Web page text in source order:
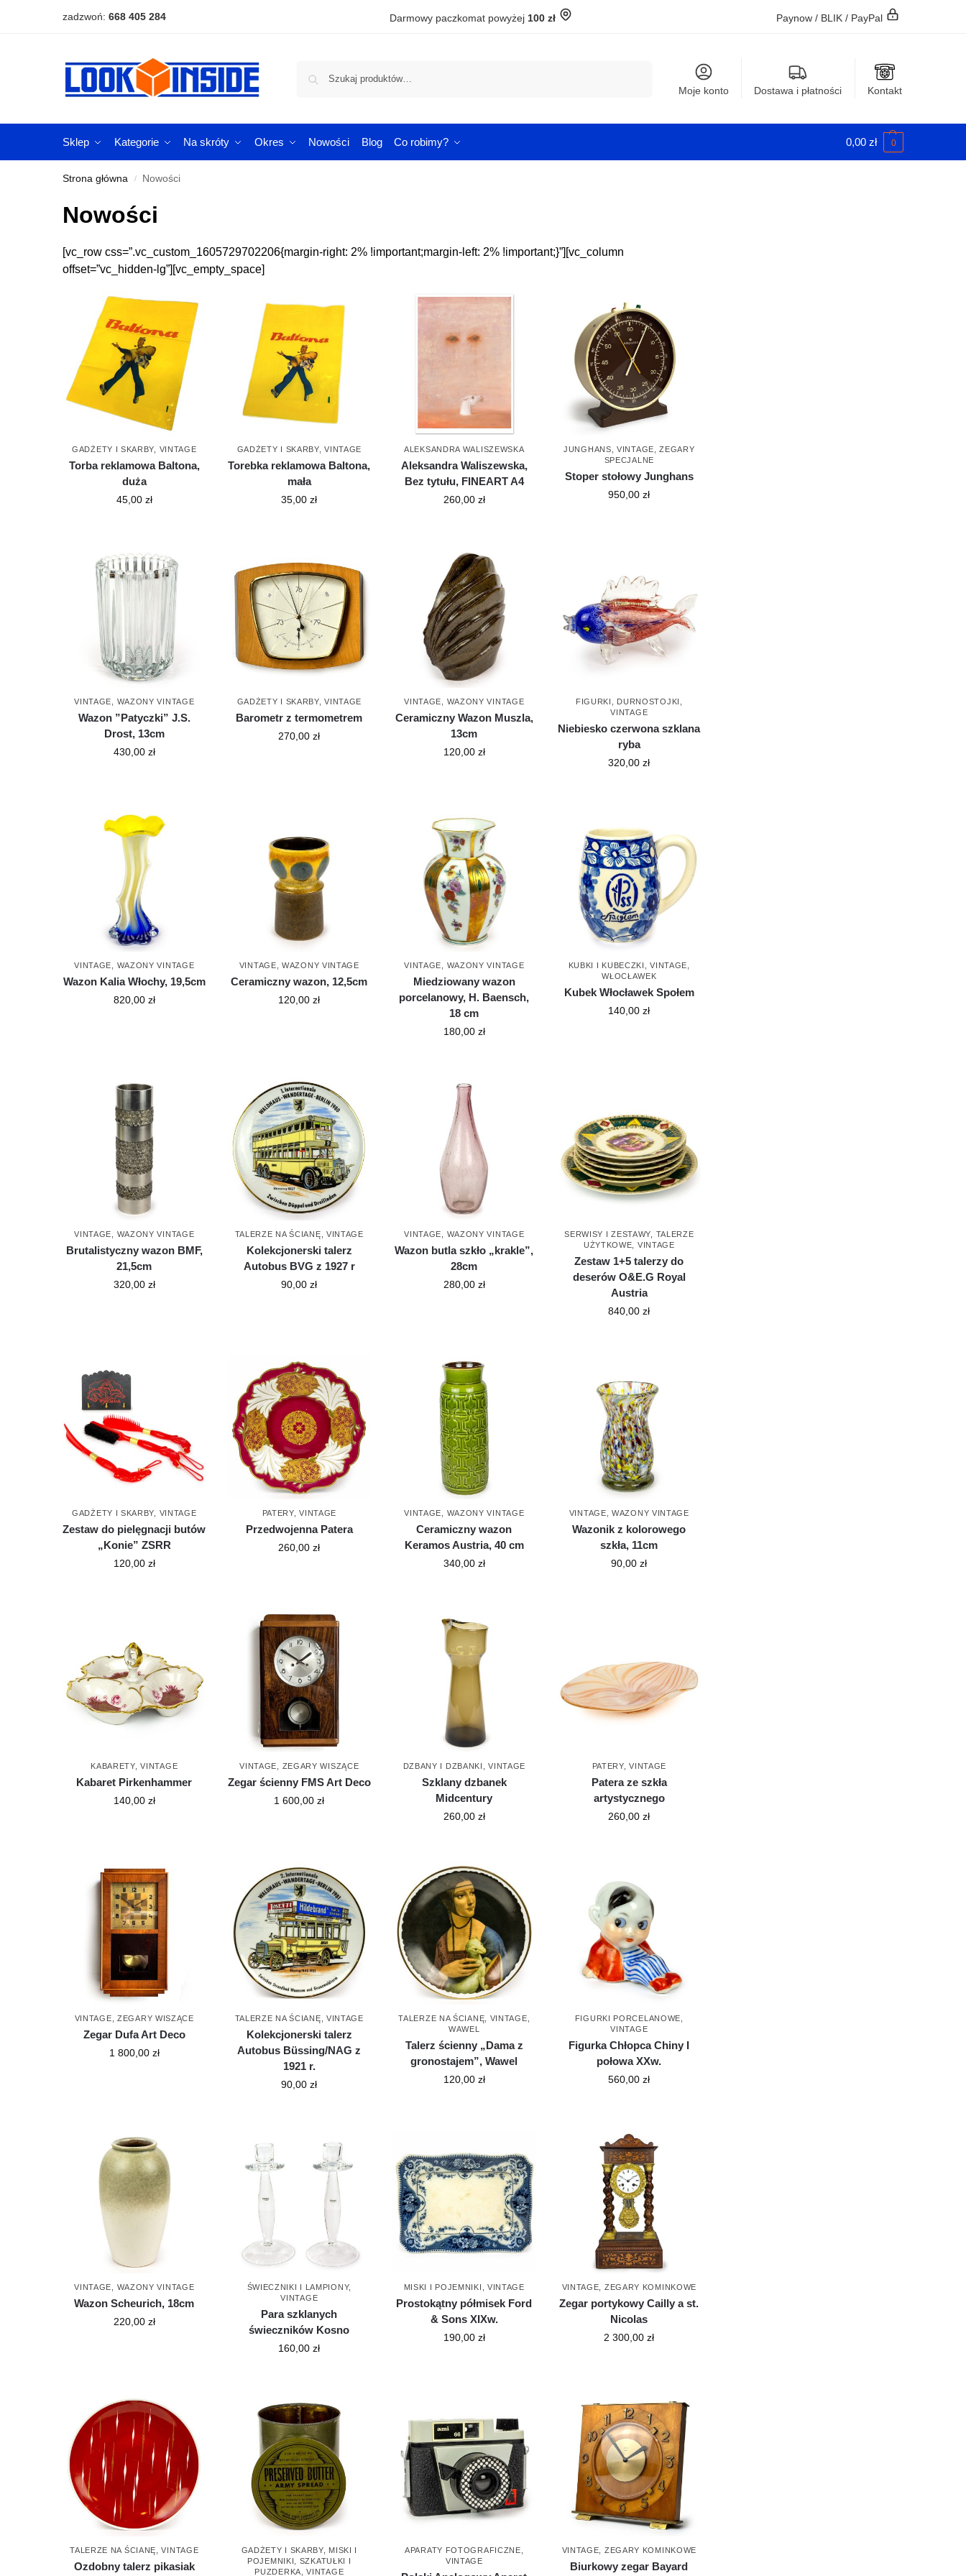
zadzwoń: 668 405 284 Darmowy paczkomat powyżej 100 zł Paynow / BLIK / PayPal
Moje konto Dostawa i płatności Kontakt
Sklep Kategorie Na skróty Okres Nowości Blog Co robimy? 0,00 zł 0
Strona główna / Nowości
Nowości
[vc_row css=”.vc_custom_1605729702206{margin-right: 2% !important;margin-left: 2% !important;}”][vc_column
offset=”vc_hidden-lg”][vc_empty_space]
GADŻETY I SKARBY VINTAGE
Torba reklamowa Baltona,
duża
45,00 zł
GADŻETY I SKARBY,VINTAGE
Torebka reklamowa Baltona,
mała
35,00zł
ALEKSANDRA WALISZEWSKA
Aleksandra Waliszewska,
Bez tytułu, FINEART A4
260,00 zł
JUNGHANS ,VINTAGE ,ZEGARY
SPECJALNE
Stoper stołowy Junghans
950,00zł
VINTAGE, WAZONY VINTAGE
Wazon ”Patyczki” J.S.
Drost, 13cm
430,00 zł
GADŻETY I SKARBY,VINTAGE
Barometr z termometrem
270,00zł
VINTAGE, WAZONY VINTAGE
Ceramiczny Wazon Muszla,
13cm
120,00 zł
FIGURKI, DURNOSTOJKI ,
VINTAGE
Niebiesko czerwona szklana
ryba
320,00zł
VINTAGE WAZONY VINTAGE
Wazon Kalia Włochy, 19,5cm
820,00 zł
VINTAGE ,WAZONY VINTAGE
Ceramiczny wazon, 12,5cm
120,00zł
VINTAGE WAZONY VINTAGE
Miedziowany wazon
porcelanowy, H. Baensch,
18 cm
180,00 zł
KUBKI I KUBECZKI ,VINTAGE
WŁOCŁAWEK
Kubek Włocławek Społem
140,00zł
VINTAGE WAZONY VINTAGE
Brutalistyczny wazon BMF,
21,5cm
320,00 zł
TALERZE NA ŚCIANĘ VINTAGE
Kolekcjonerski talerz
Autobus BVG z 1927 r
90,00zł
VINTAGE WAZONY VINTAGE
Wazon butla szkło „krakle”,
28cm
280,00 zł
SERWISY I ZESTAWY
TALERZE
UŻYTKOWE
VINTAGE
Zestaw 1+5 talerzy do
deserów O&E.G Royal
Austria
840,00zł
GADŻETY I SKARBY VINTAGE
Zestaw do pielęgnacji butów
„Konie” ZSRR
120,00 zł
PATERY,VINTAGE
Przedwojenna Patera
260,00zł
VINTAGE WAZONY VINTAGE
Ceramiczny wazon
Keramos Austria, 40 cm
340,00 zł
VINTAGE ,WAZONY VINTAGE
Wazonik z kolorowego
szkła, 11cm
90,00zł
KABARETY,VINTAGE
Kabaret Pirkenhammer
140,00 zł
VINTAGE ZEGARY WISZĄCE
Zegar ścienny FMS Art Deco
1 600,00zł
DZBANY I DZBANKI ,VINTAGE
Szklany dzbanek
Midcentury
260,00 zł
PATERY,VINTAGE
Patera ze szkła
artystycznego
260,00zł
VINTAGE ZEGARY WISZĄCE
Zegar Dufa Art Deco
1 800,00 zł
TALERZE NA ŚCIANĘ VINTAGE
Kolekcjonerski talerz
Autobus Büssing/NAG z
1921 r.
90,00zł
TALERZE NA ŚCIANĘ VINTAGE
WAWEL
Talerz ścienny „Dama z
gronostajem”, Wawel
120,00 zł
FIGURKI PORCELANOWE
VINTAGE
Figurka Chłopca Chiny I
połowa XXw.
560,00zł
VINTAGE WAZONY VINTAGE
Wazon Scheurich, 18cm
220,00 zł
ŚWIECZNIKI I LAMPIONY,
VINTAGE
Para szklanych
świeczników Kosno
160,00zł
MISKI I POJEMNIKI VINTAGE
Prostokątny półmisek Ford
& Sons XIXw.
190,00 zł
VINTAGE ZEGARY KOMINKOWE
Zegar portykowy Cailly a st.
Nicolas
2 300,00zł
TALERZE NA ŚCIANĘ ,VINTAGE
Ozdobny talerz pikasiak
GADŻETY I SKARBY, MISKI I
POJEMNIKI
SZKATUŁKI I
PUZDERKA ,VINTAGE
APARATY FOTOGRAFICZNE
VINTAGE
VINTAGE ZEGARY KOMINKOWE
Biurkowy zegar Bayard